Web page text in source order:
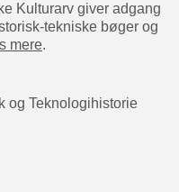
Kulturarv giver adgang
tekniske bøger og
mere.
og Teknologihistorie